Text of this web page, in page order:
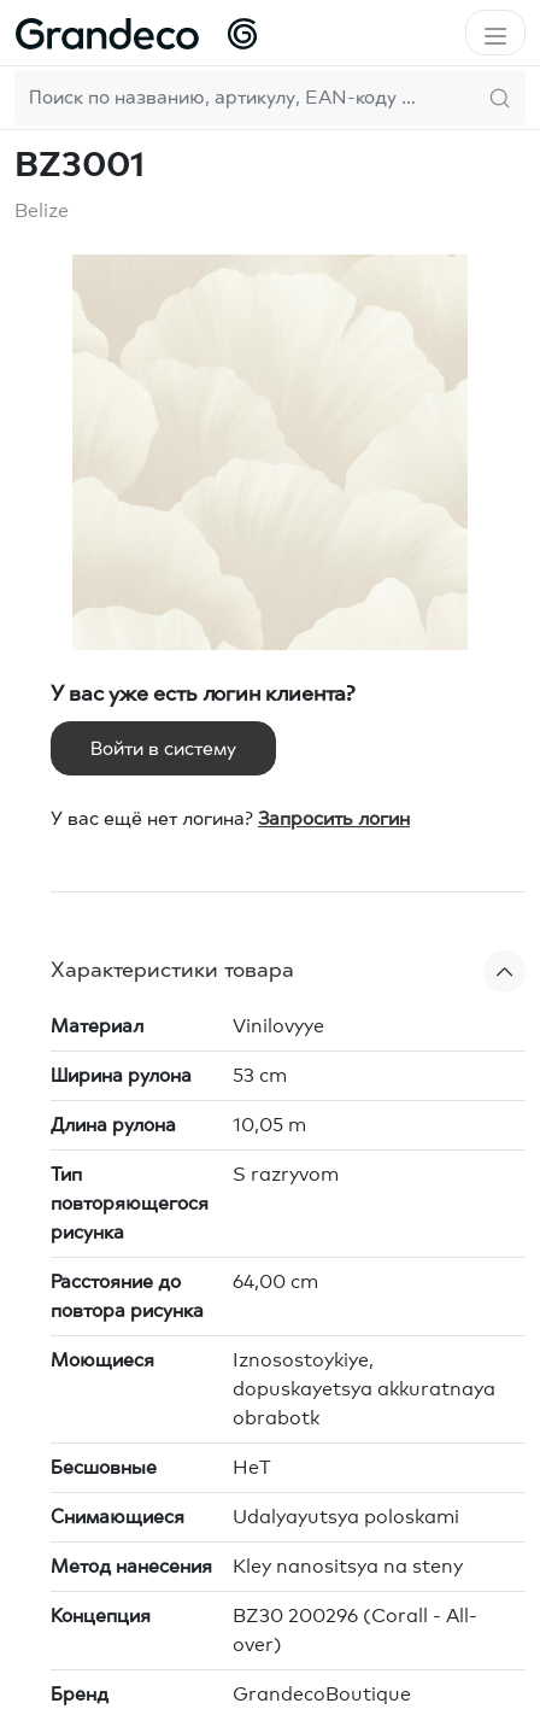
Домой GrandecoBoutique
BZ3001
Belize
У вас уже есть логин клиента?
Войти в систему
У вас ещё нет логина? Запросить логин
Характеристики товара
Материал Vinilovyye
Ширина рулона 53 cm
Длина рулона 10,05 m
Тип
повторяющегося
рисунка
S razryvom
Расстояние до
повтора рисунка
64,00 cm
Моющиеся
Iznosostoykiye,
dopuskayetsya akkuratnaya
obrabotk
Бесшовные HeT
Снимающиеся Udalyayutsya poloskami
Метод нанесения Kley nanositsya na steny
Концепция
BZ30 200296 (Corall - All-
over)
Бренд GrandecoBoutique